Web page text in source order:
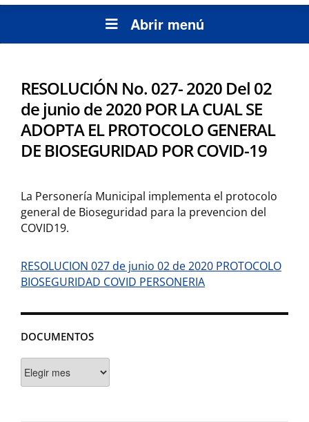
Abrir menú
DOCUMENTOS
RESOLUCIÓN No. 027- 2020 Del 02
de junio de 2020 POR LA CUAL SE
ADOPTA EL PROTOCOLO GENERAL
DE BIOSEGURIDAD POR COVID-19
La Personería Municipal implementa el protocolo
general de Bioseguridad para la prevencion del
COVID19.
RESOLUCION 027 de junio 02 de 2020 PROTOCOLO
BIOSEGURIDAD COVID PERSONERIA